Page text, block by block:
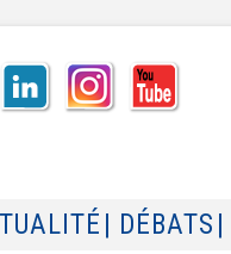
| DÉBATS